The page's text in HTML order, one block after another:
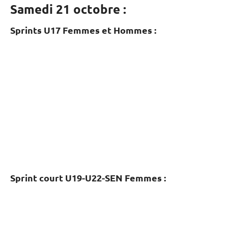
Samedi 21 octobre :
Sprints U17 Femmes et Hommes :
Sprint court U19-U22-SEN Femmes :